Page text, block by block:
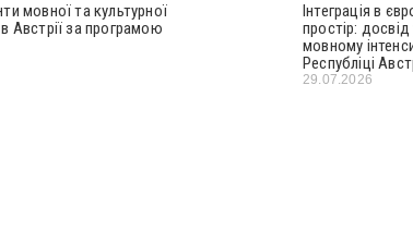
мовної та культурної
Австрії за програмою
Інтеграція в
простір:
мовному
Республіці
29.07.2026